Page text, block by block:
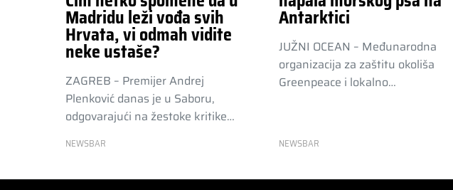
Madridu leži vođa svih
Hrvata, vi odmah vidite
neke ustaše?
ZAGREB – Premijer Andrej
Plenković danas je u Saboru,
odgovarajući na žestoke kritike…
NEWSBAR
Antarktici
JUŽNI OCEAN – Međunarodna
organizacija za zaštitu okoliša
Greenpeace i lokalno…
NEWSBAR